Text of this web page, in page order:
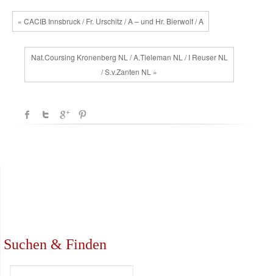
« CACIB Innsbruck / Fr. Urschitz / A – und Hr. Bierwolf / A
Nat.Coursing Kronenberg NL / A.Tieleman NL / I Reuser NL
/ S.v.Zanten NL »
Suchen & Finden